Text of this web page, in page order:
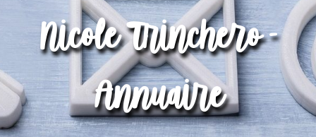
Nicole Trinchero -
Annuaire